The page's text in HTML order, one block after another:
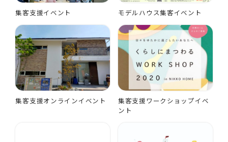
集客支援イベント モデルハウス集客イベント
集客支援オンラインイベント
集客支援ワークショップイベ
ント